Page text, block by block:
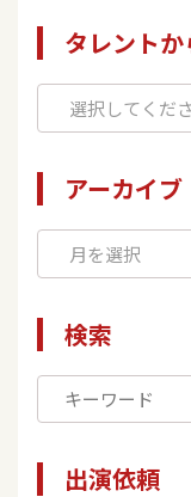
タレント
アーカイブ
検索
出演依頼